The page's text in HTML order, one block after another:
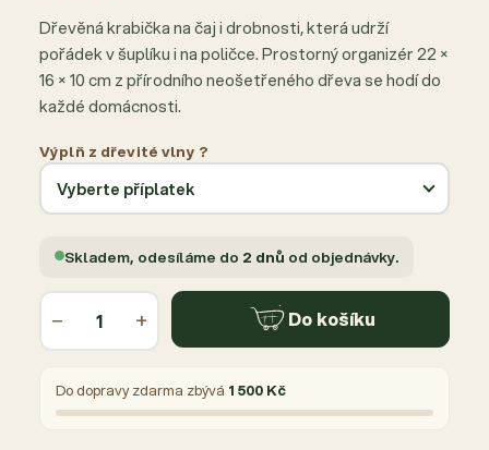
Dřevěná krabička na čaj i drobnosti, která udrží
pořádek v šuplíku i na poličce. Prostorný organizér 22 ×
16 × 10 cm z přírodního neošetřeného dřeva se hodí do
každé domácnosti.
Výplň z dřevité vlny ?
Skladem, odesíláme do 2 dnů od objednávky.
− + Do košíku
Do dopravy zdarma zbývá 1 500 Kč